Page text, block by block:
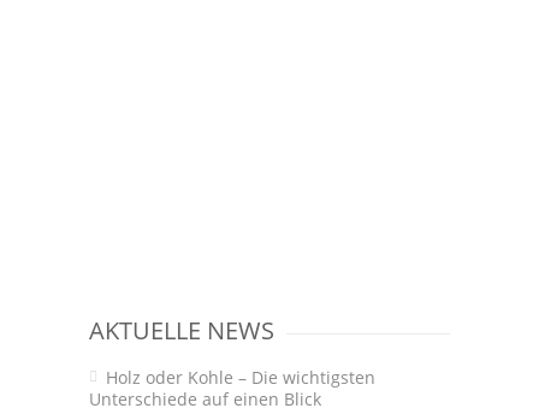
AKTUELLE NEWS
Holz oder Kohle – Die wichtigsten
Unterschiede auf einen Blick